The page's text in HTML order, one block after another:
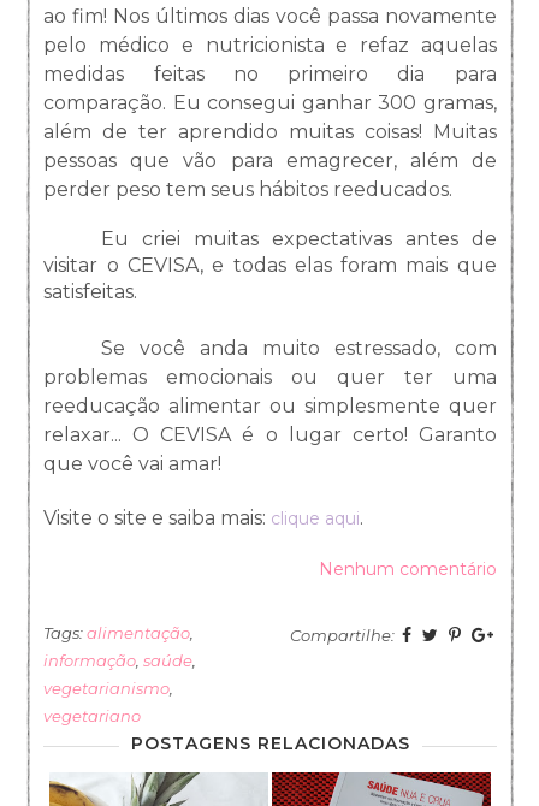
ao fim! Nos últimos dias você passa novamente
pelo médico e nutricionista e refaz aquelas
medidas feitas no primeiro dia para
comparação. Eu consegui ganhar 300 gramas,
além de ter aprendido muitas coisas! Muitas
pessoas que vão para emagrecer, além de
perder peso tem seus hábitos reeducados.
Eu criei muitas expectativas antes de
visitar o CEVISA, e todas elas foram mais que
satisfeitas.
Se você anda muito estressado, com
problemas emocionais ou quer ter uma
reeducação alimentar ou simplesmente quer
relaxar... O CEVISA é o lugar certo! Garanto
que você vai amar!
Visite o site e saiba mais: clique aqui.
Nenhum comentário
Tags:alimentação
informação ,saúde
vegetarianismo
vegetariano
Compartilhe:
POSTAGENS RELACIONADAS